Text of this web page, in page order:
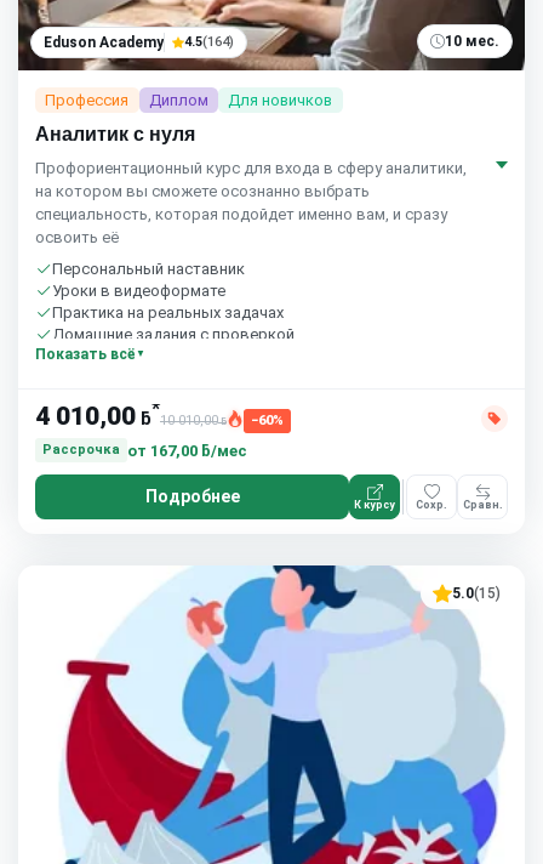
Eduson Academy 4.5(164) 10 мес.
Профессия Диплом Для новичков
Аналитик с нуля
Профориентационный курс для входа в сферу аналитики,
на котором вы сможете осознанно выбрать
специальность, которая подойдет именно вам, и сразу
освоить её
Персональный наставник
Уроки в видеоформате
Практика на реальных задачах
Домашние задания с проверкой
Бесплатный пробный урок
Показать всё
4 010,00 ƃ*
10 010,00ƃ
−60%
Рассрочка
от 167,00 ƃ/мес
Подробнее К курсу Сохр. Сравн.
5.0(15)